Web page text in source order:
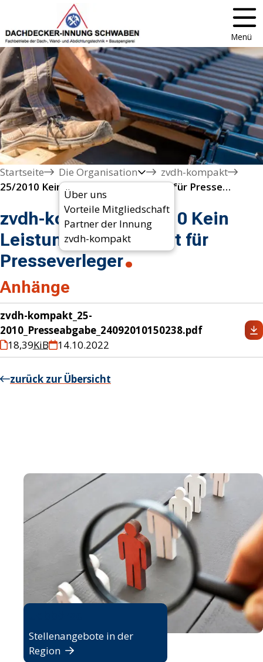
Menü
Startseite
Die Organisation
Über uns
Vorteile Mitgliedschaft
Partner der Innung
zvdh-kompakt
zvdh-kompakt
25/2010 Kein Leistungsschutzrecht für Presseverleger
zvdh-kompakt 25/2010 Kein
Leistungsschutzrecht für
Presseverleger
Anhänge
zvdh-kompakt_25-
2010_Presseabgabe_24092010150238.pdf
18,39KiB 14.10.2022
zurück zur Übersicht
Stellenangebote in der
Region